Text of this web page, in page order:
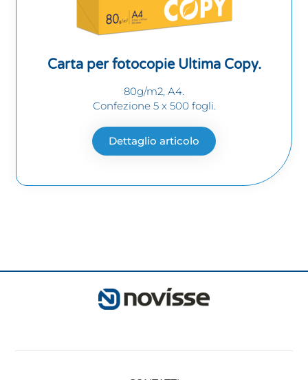
Carta per fotocopie Ultima Copy.
80g/m2, A4.
Confezione 5 x 500 fogli.
Dettaglio articolo